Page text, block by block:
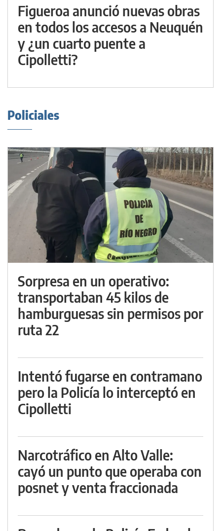
Figueroa anunció nuevas obras
en todos los accesos a Neuquén
y ¿un cuarto puente a
Cipolletti?
Policiales
Sorpresa en un operativo:
transportaban 45 kilos de
hamburguesas sin permisos por
ruta 22
Intentó fugarse en contramano
pero la Policía lo interceptó en
Cipolletti
Narcotráfico en Alto Valle:
cayó un punto que operaba con
posnet y venta fraccionada